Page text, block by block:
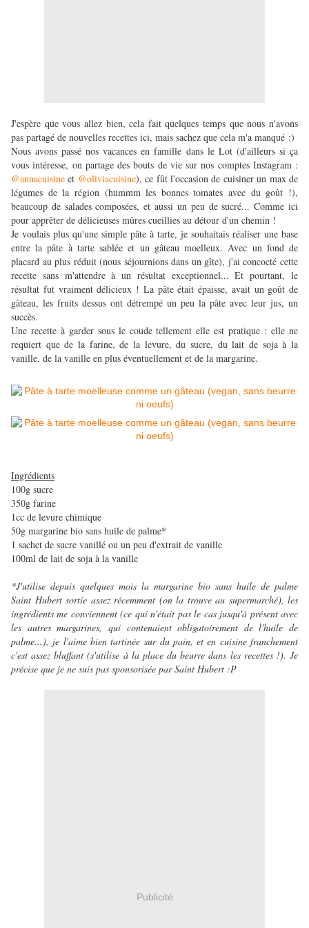
J'espère que vous allez bien, cela fait quelques temps que nous n'avons
pas partagé de nouvelles recettes ici, mais sachez que cela m'a manqué :)
Nous avons passé nos vacances en famille dans le Lot (d'ailleurs si ça
vous intéresse, on partage des bouts de vie sur nos comptes Instagram :
@annacuisine et @oliviacuisine), ce fût l'occasion de cuisiner un max de
légumes de la région (hummm les bonnes tomates avec du goût !),
beaucoup de salades composées, et aussi un peu de sucré... Comme ici
pour apprêter de délicieuses mûres cueillies au détour d'un chemin !
Je voulais plus qu'une simple pâte à tarte, je souhaitais réaliser une base
entre la pâte à tarte sablée et un gâteau moelleux. Avec un fond de
placard au plus réduit (nous séjournions dans un gîte), j'ai concocté cette
recette sans m'attendre à un résultat exceptionnel... Et pourtant, le
résultat fut vraiment délicieux ! La pâte était épaisse, avait un goût de
gâteau, les fruits dessus ont détrempé un peu la pâte avec leur jus, un
succès.
Une recette à garder sous le coude tellement elle est pratique : elle ne
requiert que de la farine, de la levure, du sucre, du lait de soja à la
vanille, de la vanille en plus éventuellement et de la margarine.
Ingrédients
100g sucre
350g farine
1cc de levure chimique
50g margarine bio sans huile de palme*
1 sachet de sucre vanillé ou un peu d'extrait de vanille
100ml de lait de soja à la vanille
*J'utilise depuis quelques mois la margarine bio sans huile de palme
Saint Hubert sortie assez récemment (on la trouve au supermarché), les
ingrédients me conviennent (ce qui n'était pas le cas jusqu'à présent avec
les autres margarines, qui contenaient obligatoirement de l'huile de
palme...), je l'aime bien tartinée sur du pain, et en cuisine franchement
c'est assez bluffant (s'utilise à la place du beurre dans les recettes !). Je
précise que je ne suis pas sponsorisée par Saint Hubert :P
Publicité